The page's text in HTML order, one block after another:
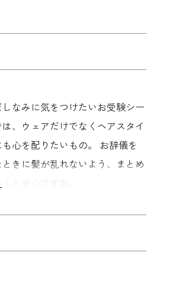
6,380 6,380
69,300
しなみに気をつけたいお受験シー
は、ウェアだけでなくヘアスタイ
も心を配りたいもの。 お辞儀を
ときに髪が乱れないよう、まとめ
と安心ですね。